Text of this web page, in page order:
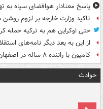
پاسخ معنادار هوافضای سپاه به
تاکید وزارت خارجه بر لزوم
حتی اوکراین هم به ترکیه حمله
از این به بعد دیگر نامه‌های
کامیون با راننده ۸ ساله در اصفهان توقیف شد
حوادث